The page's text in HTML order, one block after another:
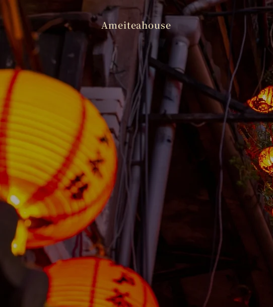
Ameiteahouse